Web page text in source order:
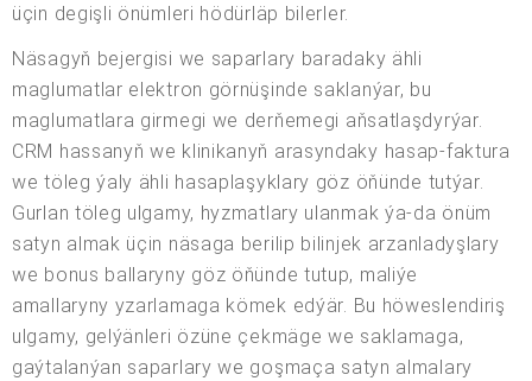
üçin degişli önümleri hödürläp bilerler.
Näsagyň bejergisi we saparlary baradaky ähli
maglumatlar elektron görnüşinde saklanýar, bu
maglumatlara girmegi we derňemegi aňsatlaşdyrýar.
CRM hassanyň we klinikanyň arasyndaky hasap-faktura
we töleg ýaly ähli hasaplaşyklary göz öňünde tutýar.
Gurlan töleg ulgamy, hyzmatlary ulanmak ýa-da önüm
satyn almak üçin näsaga berilip bilinjek arzanladyşlary
we bonus ballaryny göz öňünde tutup, maliýe
amallaryny yzarlamaga kömek edýär. Bu höweslendiriş
ulgamy, gelýänleri özüne çekmäge we saklamaga,
gaýtalanýan saparlary we goşmaça satyn almalary